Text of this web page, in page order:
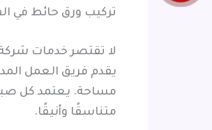
تركيب ورق حائط في
لا تقتصر خدمات
يقدم فريق العمل
مساحة. يعتمد كل
متناسقًا وأنيقًا.